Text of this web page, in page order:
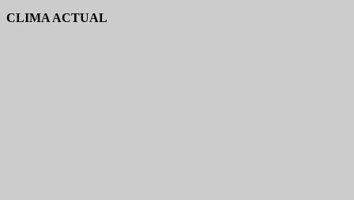
CLIMA ACTUAL